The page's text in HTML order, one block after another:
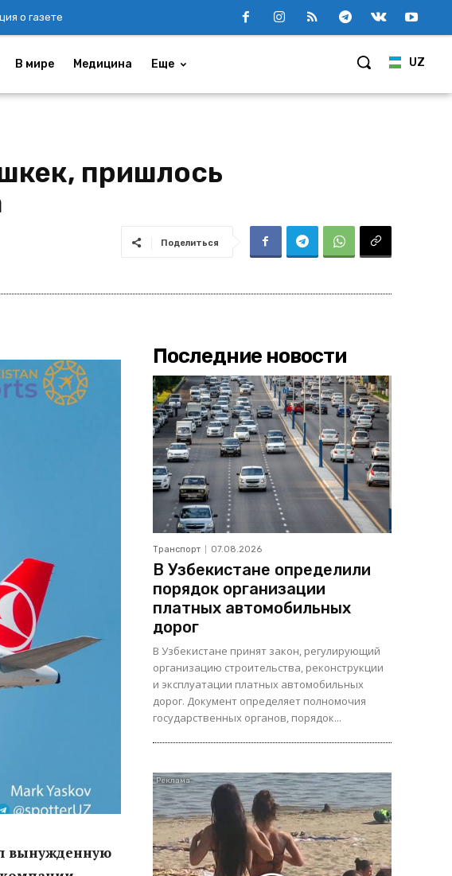
о газете
UZ
В мире Медицина Еще
пришлось
Поделиться
вынужденную
Последние новости
Транспорт 07.08.2026
В Узбекистане определили
порядок организации
платных автомобильных
дорог
В Узбекистане принят закон, регулирующий
организацию строительства, реконструкции
и эксплуатации платных автомобильных
дорог. Документ определяет полномочия
государственных органов, порядок...